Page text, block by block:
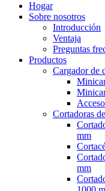
Hogar
Sobre nosotros
Introducción
Ventaja
Preguntas
Productos
Cargador de
Cortadoras
mm
mm